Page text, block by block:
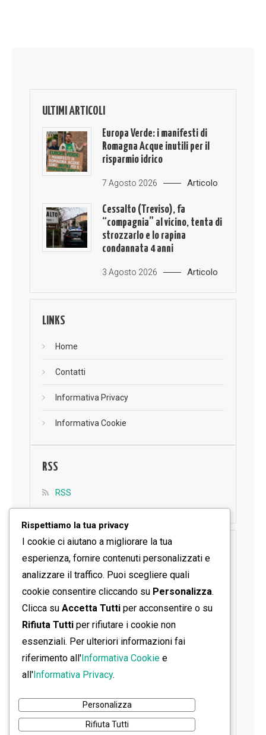
ULTIMI ARTICOLI
Europa Verde: i manifesti di
Romagna Acque inutili per il
risparmio idrico
7 Agosto 2026 Articolo
Cessalto (Treviso), fa
“compagnia” al vicino, tenta di
strozzarlo e lo rapina
condannata 4 anni
3 Agosto 2026 Articolo
LINKS
Home
Contatti
Informativa Privacy
Informativa Cookie
RSS
RSS
SEGUICI SU FACEBOOK
Rispettiamo la tua privacy
I cookie ci aiutano a migliorare la tua
esperienza, fornire contenuti personalizzati e
analizzare il traffico. Puoi scegliere quali
cookie consentire cliccando su Personalizza.
Clicca su Accetta Tutti per acconsentire o su
Rifiuta Tutti per rifiutare i cookie non
essenziali. Per ulteriori informazioni fai
riferimento all'Informativa Cookie e
all'Informativa Privacy.
Personalizza
Rifiuta Tutti